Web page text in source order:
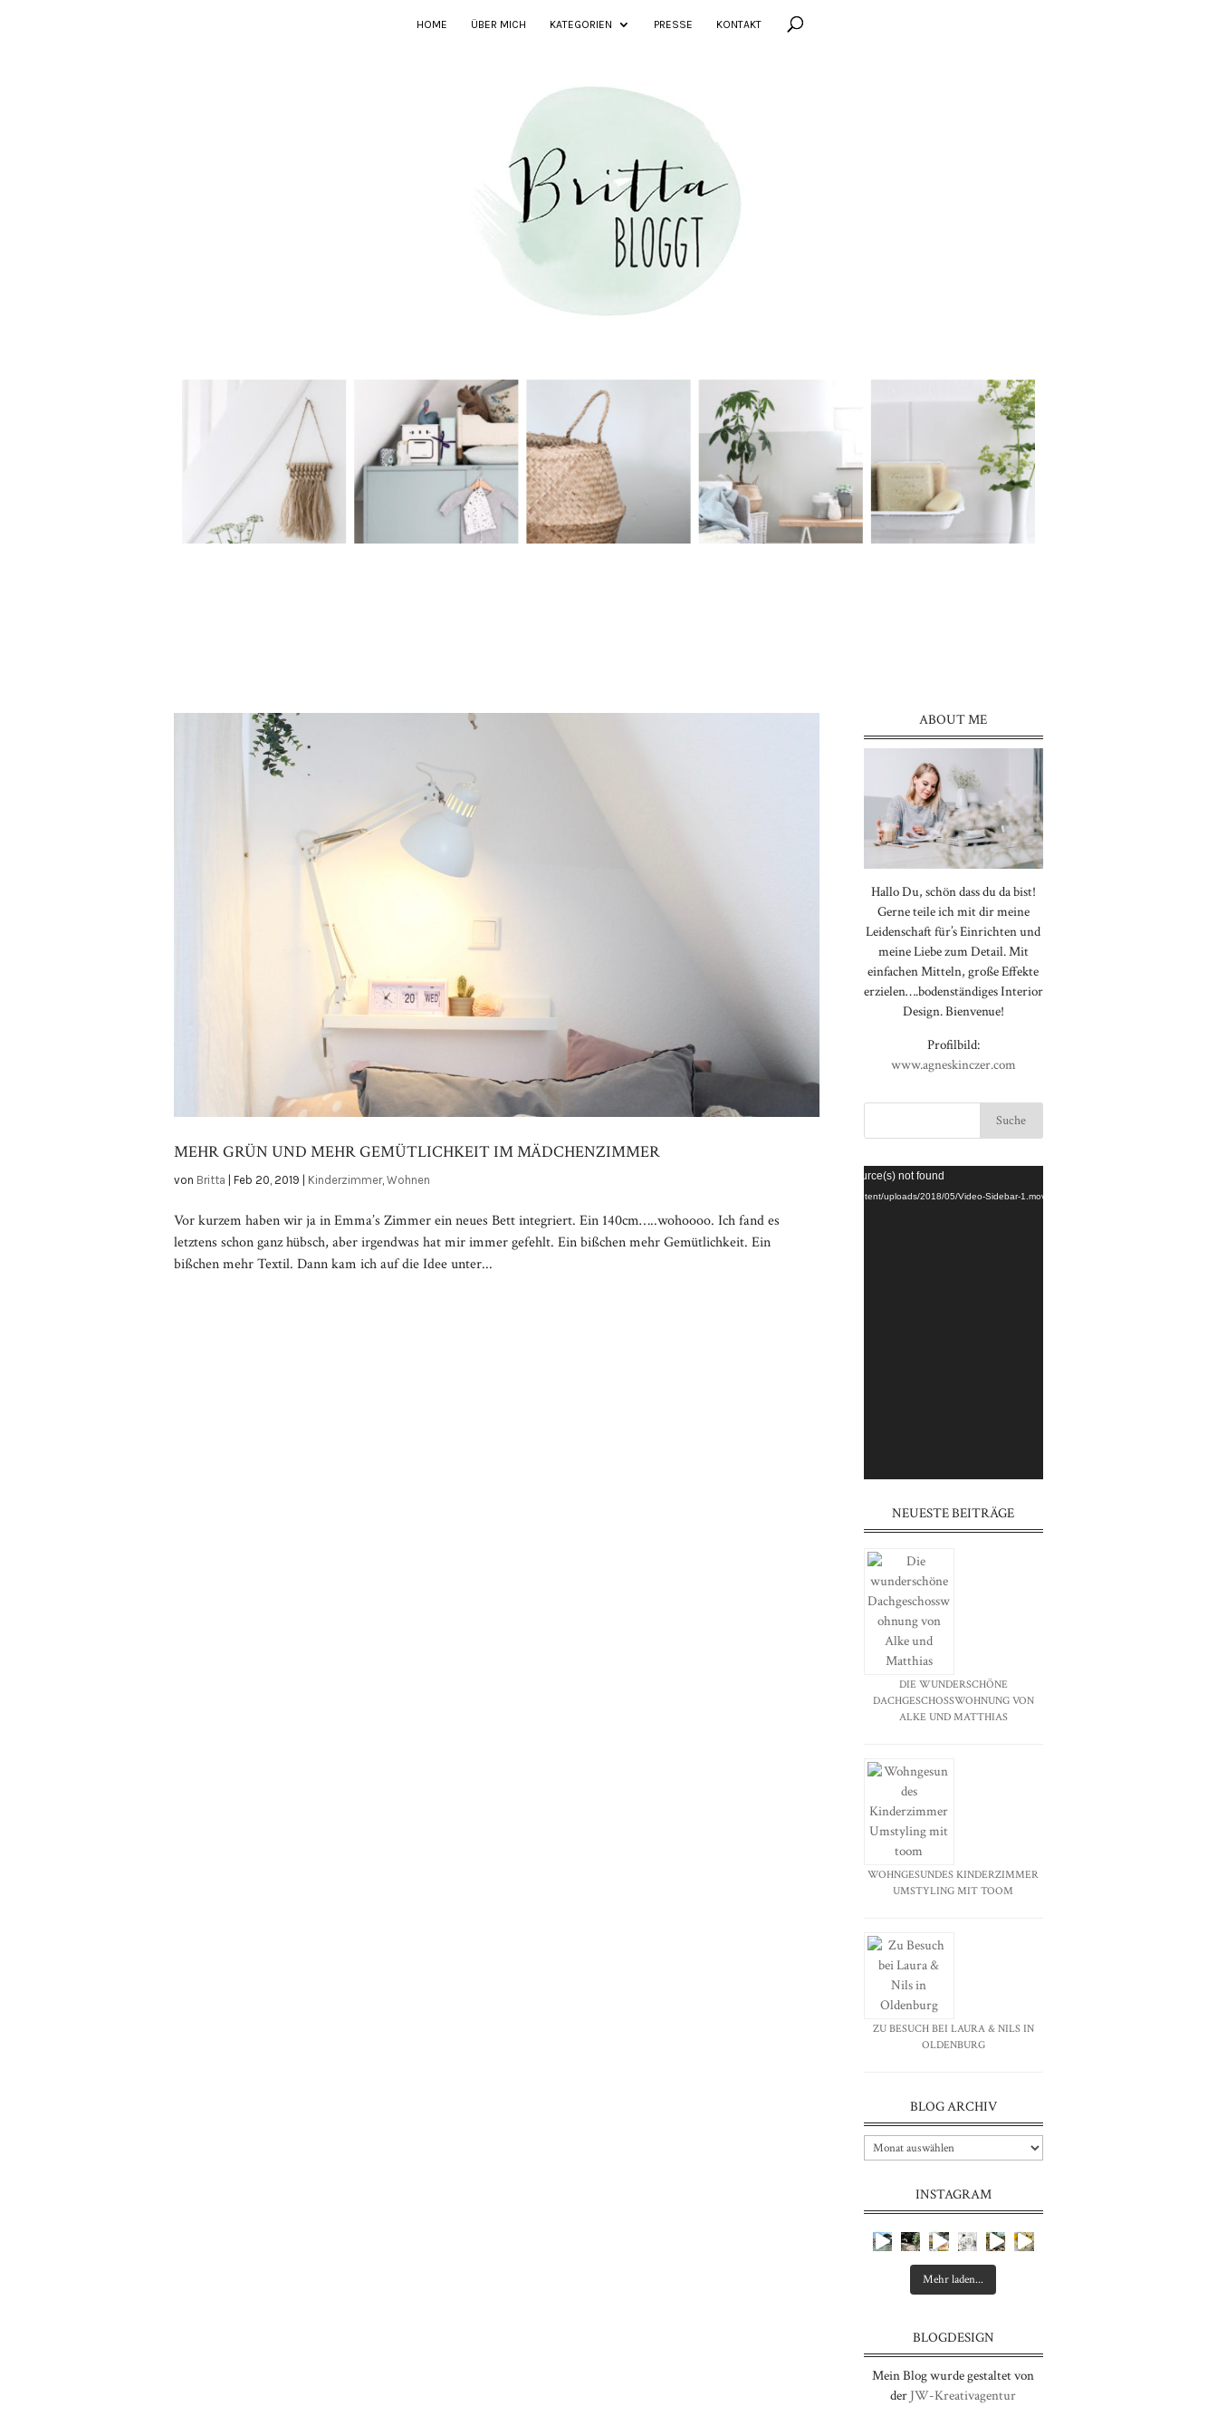
HOME ÜBER MICH KATEGORIEN PRESSE KONTAKT
MEHR GRÜN UND MEHR GEMÜTLICHKEIT IM MÄDCHENZIMMER
von Britta Feb 20, 2019 Kinderzimmer, Wohnen
Vor kurzem haben wir ja in Emma’s Zimmer ein neues Bett integriert. Ein 140cm…..wohoooo. Ich fand es
letztens schon ganz hübsch, aber irgendwas hat mir immer gefehlt. Ein bißchen mehr Gemütlichkeit. Ein
bißchen mehr Textil. Dann kam ich auf die Idee unter...
ABOUT ME
Hallo Du, schön dass du da bist!
Gerne teile ich mit dir meine
Leidenschaft für’s Einrichten und
meine Liebe zum Detail. Mit
einfachen Mitteln, große Effekte
erzielen….bodenständiges Interior
Design. Bienvenue!
Profilbild:
www.agneskinczer.com
Video-
Player
Media error: Format(s) not supported or source(s) not found
Datei herunterladen: https://brittabloggt.de/wp-content/uploads/2018/05/Video-Sidebar-1.mov
⠀⠀⠀⠀⠀⠀⠀⠀⠀⠀⠀⠀⠀⠀⠀⠀⠀⠀
⠀⠀⠀⠀⠀⠀⠀⠀⠀⠀⠀⠀⠀⠀⠀⠀⠀⠀
NEUESTE BEITRÄGE
DIE WUNDERSCHÖNE
DACHGESCHOSSWOHNUNG VON
ALKE UND MATTHIAS
WOHNGESUNDES KINDERZIMMER
UMSTYLING MIT TOOM
ZU BESUCH BEI LAURA & NILS IN
OLDENBURG
BLOG ARCHIV
INSTAGRAM
Mehr laden...
BLOGDESIGN
Mein Blog wurde gestaltet von
der JW-Kreativagentur